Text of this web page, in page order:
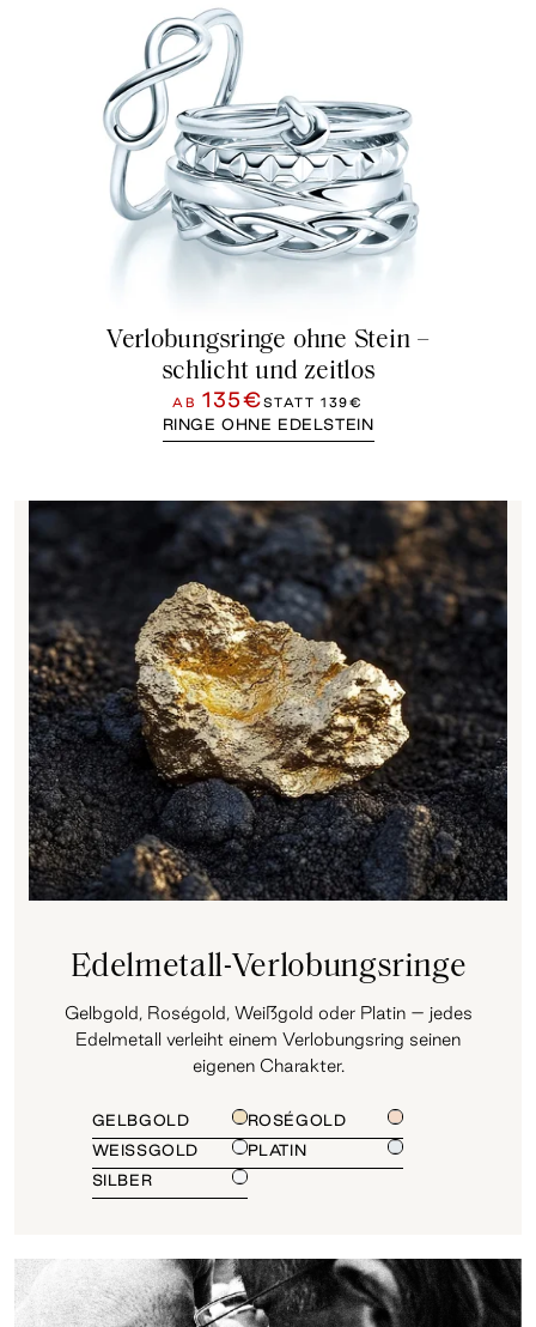
Verlobungsringe ohne Stein –
schlicht und zeitlos
AB 135€STATT139€
RINGE OHNE EDELSTEIN
Edelmetall-Verlobungsringe
Gelbgold, Roségold, Weißgold oder Platin – jedes
Edelmetall verleiht einem Verlobungsring seinen
eigenen Charakter.
GELBGOLD
ROSÉGOLD
WEISSGOLD
PLATIN
SILBER